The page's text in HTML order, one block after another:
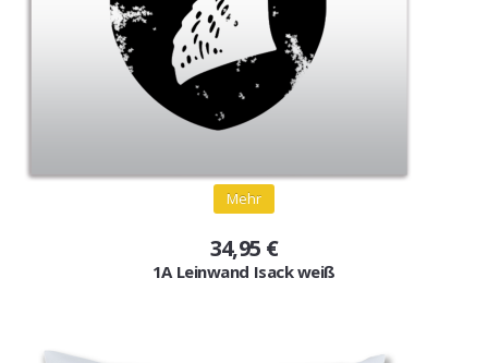
Mehr
34,95 €
1A Leinwand Isack weiß